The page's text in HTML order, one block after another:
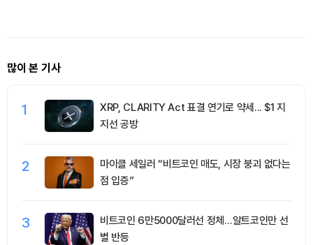
많이 본 기사
1
XRP, CLARITY Act 표결 연기로 약세... $1 지
지선 공방
2
마이클 세일러 “비트코인 매도, 시장 붕괴 없다는
점 입증”
3
비트코인 6만5000달러선 정체…알트코인만 선
별 반등